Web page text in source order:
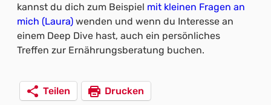
kannst du dich zum Beispiel mit kleinen Fragen an
mich (Laura) wenden und wenn du Interesse an
einem Deep Dive hast, auch ein persönliches
Treffen zur Ernährungsberatung buchen.
Teilen Drucken